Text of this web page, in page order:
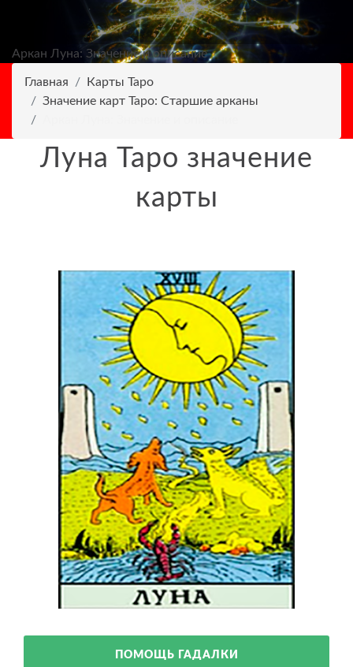
Аркан Луна: Значение и описание
Главная
Карты Таро
Значение карт Таро: Старшие арканы
Луна Таро значение
карты
ПОМОЩЬ ГАДАЛКИ